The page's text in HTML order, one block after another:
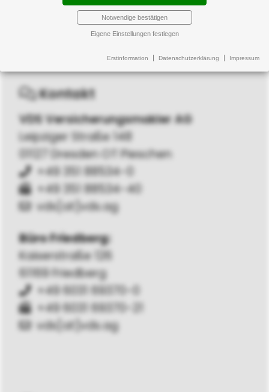
Notwendige bestätigen
Eigene Einstellungen festlegen
Erstinformation Datenschutzerklärung Impressum
Kontakt
VDS Versicherungsmakler AG
Leipziger Straße 148
01127 Dresden OT Pieschen
+49 351 88534-0
+49 351 88534-40
vds[at]vds.ag
Büro Friedberg:
Kaiserstraße 126
61169 Friedberg
+49 6031 69370-0
+49 6031 69370-21
vds[at]vds.ag